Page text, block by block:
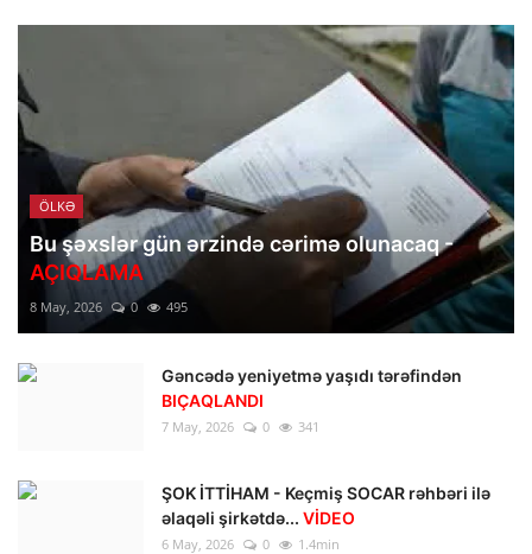
ÖLKƏ
Bu şəxslər gün ərzində cərimə olunacaq -
AÇIQLAMA
8 May, 2026 0 495
Gəncədə yeniyetmə yaşıdı tərəfindən
BIÇAQLANDI
7 May, 2026 0 341
ŞOK İTTİHAM - Keçmiş SOCAR rəhbəri ilə
əlaqəli şirkətdə... VİDEO
6 May, 2026 0 1.4min